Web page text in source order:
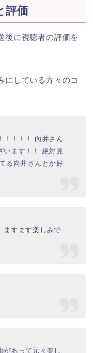
評価
後に視聴者の評価を
にしている方々のコ
！！！！ 向井さん
います！！ 絶対見
る向井さんとか好
ますます楽しみで
があって元々楽し